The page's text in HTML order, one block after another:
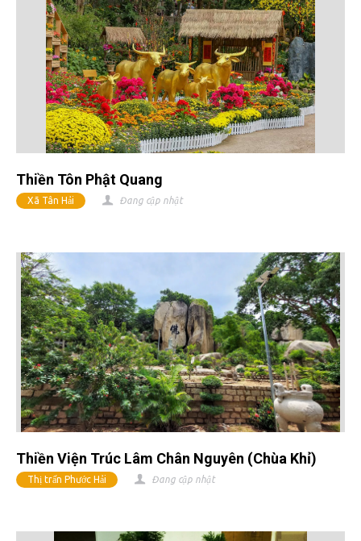
Thiền Tôn Phật Quang
Xã Tân Hải Đang cập nhật
Thiền Viện Trúc Lâm Chân Nguyên (chùa Khỉ)
Thị trấn Phước Hải Đang cập nhật